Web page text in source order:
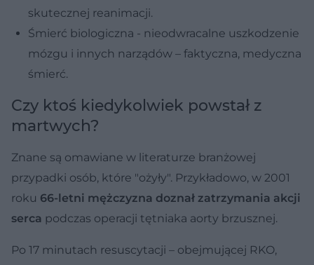
skutecznej reanimacji.
Śmierć biologiczna - nieodwracalne uszkodzenie
mózgu i innych narządów – faktyczna, medyczna
śmierć.
Czy ktoś kiedykolwiek powstał z
martwych?
Znane są omawiane w literaturze branżowej
przypadki osób, które "ożyły". Przykładowo, w 2001
roku 66-letni mężczyzna doznał zatrzymania akcji
serca podczas operacji tętniaka aorty brzusznej.
Po 17 minutach resuscytacji – obejmującej RKO,